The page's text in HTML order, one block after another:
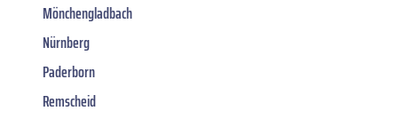
Mönchengladbach
Nürnberg
Paderborn
Remscheid